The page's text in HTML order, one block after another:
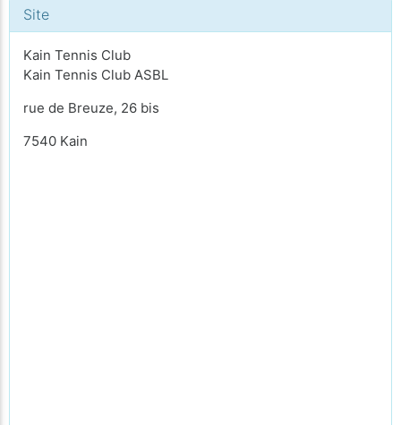
Site
Kain Tennis Club
Kain Tennis Club ASBL
rue de Breuze, 26 bis
7540 Kain